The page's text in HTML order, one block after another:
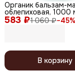
583 ₽1 060 ₽−45%
Органик бальзам-
облепиховая, 1000
В корзину